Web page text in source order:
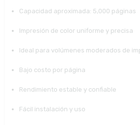
Capacidad aproximada: 5,000 páginas
Impresión de color uniforme y precisa
Ideal para volúmenes moderados de
Bajo costo por página
Rendimiento estable y confiable
Fácil instalación y uso